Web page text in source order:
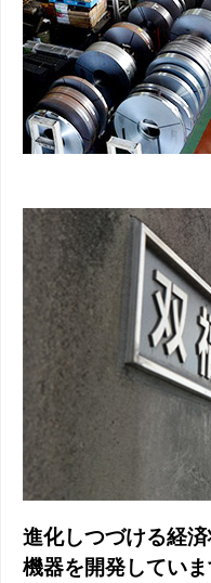
進化しつづける経
機器を開発していま